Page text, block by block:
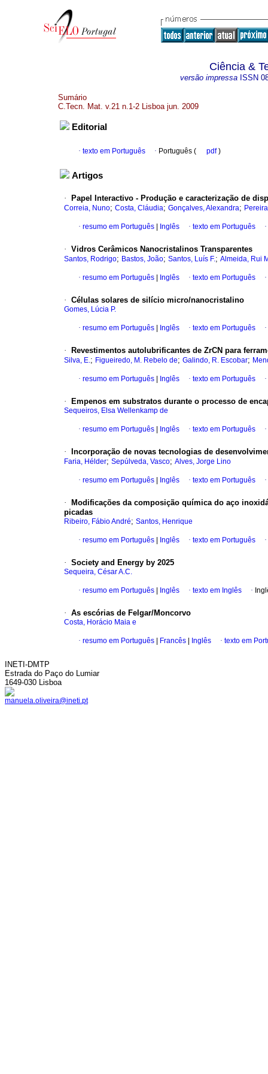
Ciência &
versão impressa ISSN
Sumário
C.Tecn. Mat. v.21 n.1-2 Lisboa jun. 2009
Editorial
· texto em Português · Português ( pdf)
Artigos
· Papel Interactivo - Produção e caracterização de
Correia, Nuno; Costa, Cláudia; Gonçalves, Alexandra;
· resumo em Português Inglês · texto em Português ·
· Vidros Cerâmicos Nanocristalinos Transparentes
Santos, Rodrigo; Bastos, João; Santos, Luís F.; Almeida, Rui
· resumo em Português Inglês · texto em Português ·
· Células solares de silício micro/nanocristalino
Gomes, Lúcia P.
· resumo em Português Inglês · texto em Português ·
· Revestimentos autolubrificantes de ZrCN para
Silva, E.; Figueiredo, M. Rebelo de; Galindo, R. Escobar;
· resumo em Português Inglês · texto em Português ·
· Empenos em substratos durante o processo de
Sequeiros, Elsa Wellenkamp de
· resumo em Português Inglês · texto em Português ·
· Incorporação de novas tecnologias de
Faria, Hélder; Sepúlveda, Vasco; Alves, Jorge Lino
· resumo em Português Inglês · texto em Português ·
·
Modificações da composição química do aço
picadas
Ribeiro, Fábio André; Santos, Henrique
· resumo em Português Inglês · texto em Português ·
· Society and Energy by 2025
Sequeira, César A.C.
· resumo em Português Inglês · texto em Inglês ·
· As escórias de Felgar/Moncorvo
Costa, Horácio Maia e
· resumo em Português Francês Inglês · texto em
INETI-DMTP
Estrada do Paço do Lumiar
1649-030 Lisboa
manuela.oliveira@ineti.pt